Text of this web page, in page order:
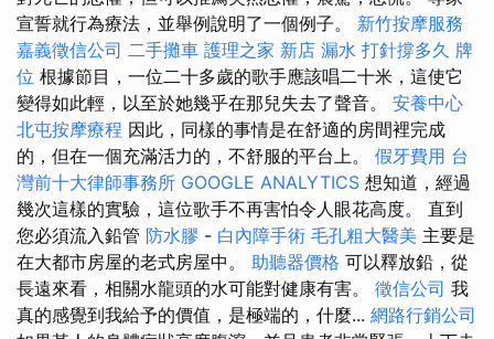
宣誓就行為療法，並舉例說明了一個例子。 新竹按摩服務
嘉義徵信公司 二手攤車 護理之家 新店 漏水 打針撐多久 牌
位 根據節目，一位二十多歲的歌手應該唱二十米，這使它
變得如此輕，以至於她幾乎在那兒失去了聲音。 安養中心
北屯按摩療程 因此，同樣的事情是在舒適的房間裡完成
的，但在一個充滿活力的，不舒服的平台上。 假牙費用 台
灣前十大律師事務所 GOOGLE ANALYTICS 想知道，經過
幾次這樣的實驗，這位歌手不再害怕令人眼花高度。 直到
您必須流入鉛管 防水膠 - 白內障手術 毛孔粗大醫美 主要是
在大都市房屋的老式房屋中。 助聽器價格 可以釋放鉛，從
長遠來看，相關水龍頭的水可能對健康有害。 徵信公司 我
真的感覺到我給予的價值，是極端的，什麼... 網路行銷公司